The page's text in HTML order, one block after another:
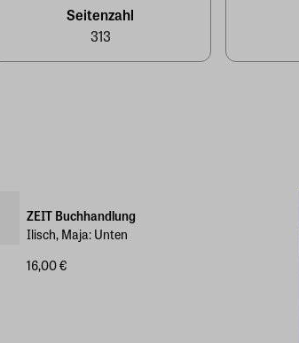
Seitenzahl
313
ZEIT Buchhandlung
Ilisch, Maja: Unten
16,00 €